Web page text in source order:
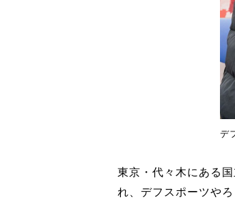
デ
東京・代々木にある
れ、デフスポーツや